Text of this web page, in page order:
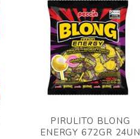
PIRULITO BLONG
ENERGY 672GR 24UN